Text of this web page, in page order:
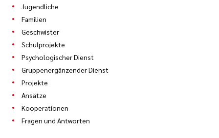
Jugendliche
Familien
Geschwister
Schulprojekte
Psychologischer Dienst
Gruppenergänzender Dienst
Projekte
Ansätze
Kooperationen
Fragen und Antworten